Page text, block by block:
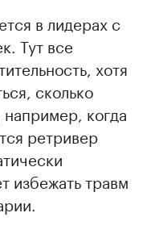
в лидерах с
Тут все
хотя
сколько
когда
ретривер
избежать травм